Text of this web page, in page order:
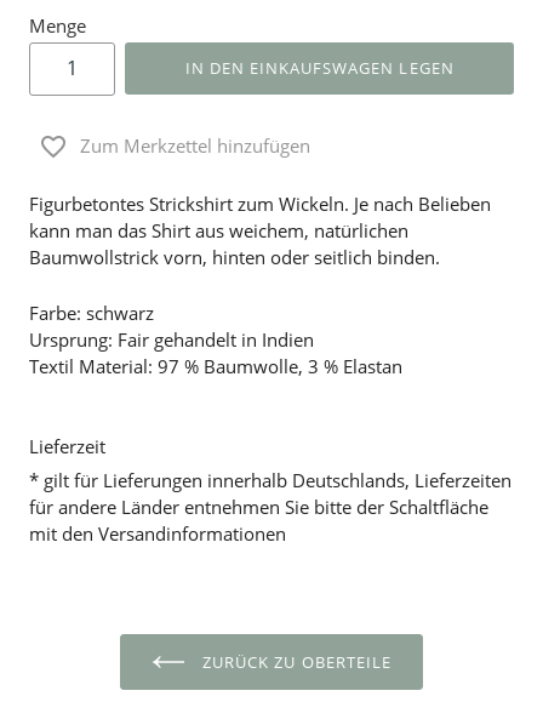
Menge
IN DEN EINKAUFSWAGEN LEGEN
Zum Merkzettel hinzufügen
Figurbetontes Strickshirt zum Wickeln. Je nach Belieben
kann man das Shirt aus weichem, natürlichen
Baumwollstrick vorn, hinten oder seitlich binden.
Farbe: schwarz
Ursprung: Fair gehandelt in Indien
Textil Material: 97 % Baumwolle, 3 % Elastan
Lieferzeit
* gilt für Lieferungen innerhalb Deutschlands, Lieferzeiten
für andere Länder entnehmen Sie bitte der Schaltfläche
mit den Versandinformationen
ZURÜCK ZU OBERTEILE